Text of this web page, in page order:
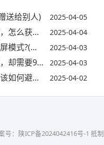
送给别人) 2025-04-05
志什么时候返厂) 2025-04-04
是竖屏显示) 2025-04-03
何跨系统角色转换) 2025-04-03
避免，是真的吗? 2025-04-02
： 陕ICP备2024042416号-1 抵